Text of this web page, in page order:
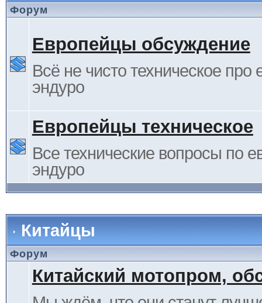
Форум
Европейцы обсуждение
Всё не чисто техническое про
эндуро
Европейцы техническое
Все технические вопросы по
эндуро
Китайцы
Форум
Китайский мотопром,